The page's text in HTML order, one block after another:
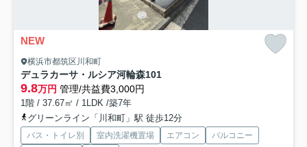
NEW
横浜市都筑区川和町
デュラカーサ・ルシア河輪森101
9.8万円 管理/共益費3,000円
1階 / 37.67㎡ / 1LDK /築7年
グリーンライン「川和町」駅 徒歩12分
バス・トイレ別 室内洗濯機置場 エアコン
バルコニー